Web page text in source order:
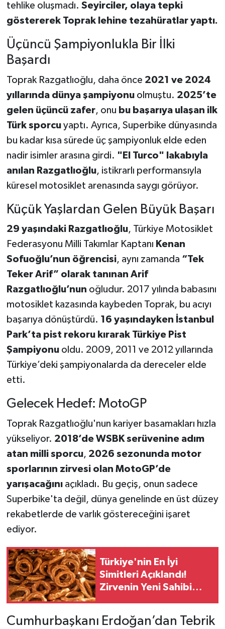
tehlike oluşmadı. Seyirciler, olaya tepki
göstererek Toprak lehine tezahüratlar yaptı.
Üçüncü Şampiyonlukla Bir İlki
Başardı
Toprak Razgatlıoğlu, daha önce 2021 ve 2024
yıllarında dünya şampiyonuolmuştu. 2025’te
gelen üçüncü zafer, onu bu başarıya ulaşan ilk
Türk sporcuyaptı. Ayrıca, Superbike dünyasında
bu kadar kısa sürede üç şampiyonluk elde eden
nadir isimler arasına girdi. "El Turco" lakabıyla
anılan Razgatlıoğlu, istikrarlı performansıyla
küresel motosiklet arenasında saygı görüyor.
Küçük Yaşlardan Gelen Büyük Başarı
29 yaşındaki Razgatlıoğlu, Türkiye Motosiklet
Federasyonu Milli Takımlar Kaptanı Kenan
Sofuoğlu’nun öğrencisi, aynı zamanda “Tek
Teker Arif” olarak tanınan Arif
Razgatlıoğlu’nun oğludur. 2017 yılında babasını
motosiklet kazasında kaybeden Toprak, bu acıyı
başarıya dönüştürdü. 16 yaşındayken İstanbul
Park’ta pist rekoru kırarak Türkiye Pist
Şampiyonuoldu. 2009, 2011 ve 2012 yıllarında
Türkiye’deki şampiyonalarda da dereceler elde
etti.
Gelecek Hedef: MotoGP
Toprak Razgatlıoğlu'nun kariyer basamakları hızla
yükseliyor. 2018’de WSBK serüvenine adım
atan milli sporcu, 2026 sezonunda motor
sporlarının zirvesi olan MotoGP’de
yarışacağınıaçıkladı. Bu geçiş, onun sadece
Superbike'ta değil, dünya genelinde en üst düzey
rekabetlerde de varlık göstereceğini işaret
ediyor.
Türkiye'nin En İyi
Simitleri Açıklandı!
Zirvenin Yeni Sahibi
Cumhurbaşkanı Erdoğan’dan Tebrik